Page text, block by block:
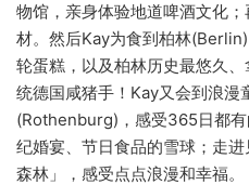
物馆，亲身体验地道啤酒文化
材。然后Kay为食到柏林
轮蛋糕，以及柏林历史最悠久
统德国咸猪手！Kay又会到浪漫
(Rothenburg)，感受365日都
纪婚宴、节日食品的雪球；走
森林」，感受点点浪漫和幸福。